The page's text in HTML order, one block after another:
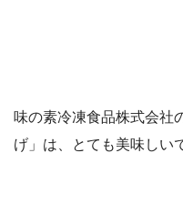
味の素冷凍食品株式会社
げ」は、とても美味しい